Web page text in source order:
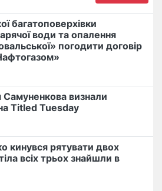
багатоповерхівки
води та опалення
погодити договір
Самуненкова визнали
Titled Tuesday
кинувся рятувати двох
всіх трьох знайшли в